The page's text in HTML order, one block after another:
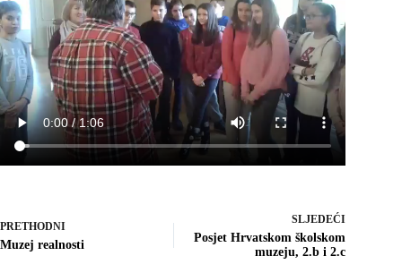
PRETHODNI
Muzej realnosti
SLJEDEĆI
Posjet Hrvatskom školskom
muzeju, 2.b i 2.c